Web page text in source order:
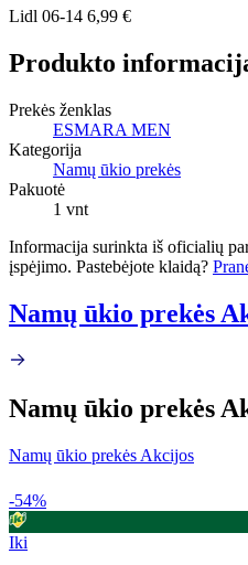
Lidl 06-14 6,99 €
Produkto
Prekės ženklas
ESMARA MEN
Kategorija
Namų ūkio prekės
Pakuotė
1 vnt
Informacija surinkta iš oficialių
įspėjimo. Pastebėjote klaidą?
Namų ūkio prekės
Namų ūkio prekės
Namų ūkio prekės Akcijos
-54%
Iki